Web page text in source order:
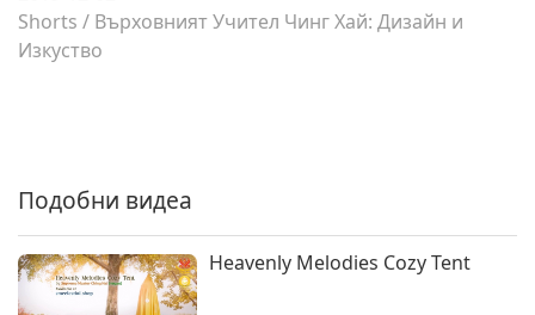
Shorts / Върховният Учител Чинг Хай: Дизайн и
Изкуство
Подобни видеа
Heavenly Melodies Cozy Tent